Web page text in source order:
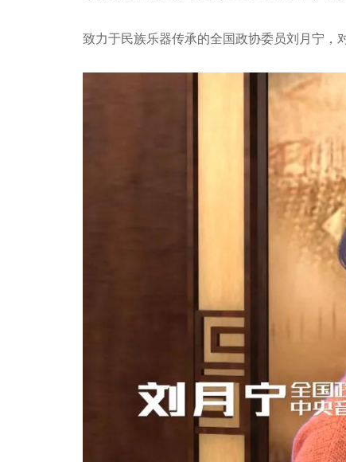
致力于民族乐器传承的全国政协委员刘月宁，